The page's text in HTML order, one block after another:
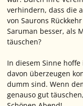
verhindern, dass die
von Saurons
Saruman besser, als
täuschen?
In diesem Sinne
davon überzeugen
dumm sind. Wenn
genauso gut